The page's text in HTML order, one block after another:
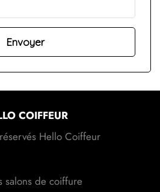
COIFFEUR
Hello Coiffeur
salons de coiffure